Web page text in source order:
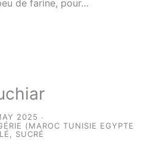
de farine, pour…
2025
(MAROC TUNISIE EGYPTE
SUCRÉ